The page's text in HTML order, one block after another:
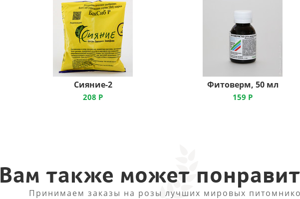
Сияние-2
208 Р
Фитоверм, 50 мл
159 Р
Вам также может
Принимаем заказы на розы лучших мировых